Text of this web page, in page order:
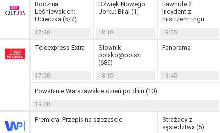
Rodzina
Leśniewskich:
Ucieczka (5/7)
17:30
Dźwięk Nowego
Jorku: Bilal (1)
18:10
Rawhide 2:
Incydent z
mistrzem ringu
18:55
Teleexpress Extra
17:50
Słownik
polsko@polski
(689)
18:15
Panorama
18:45
Powstanie Warszawskie dzień po dniu (10)
19:20
Premiera: Przepis na szczęście
Strażacy z
sąsiedztwa (5)